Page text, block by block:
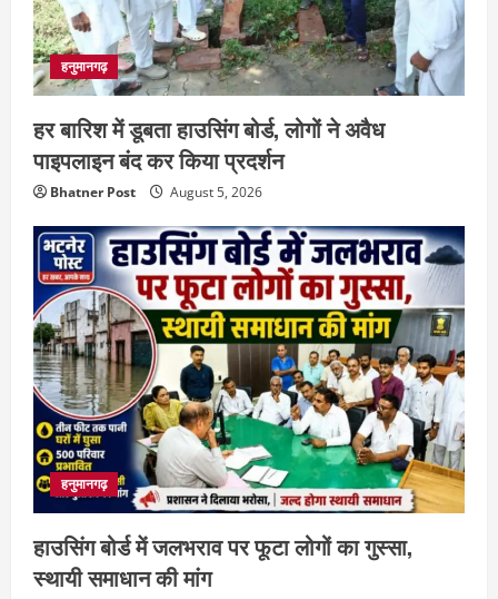
हनुमानगढ़
हर बारिश में डूबता हाउसिंग बोर्ड, लोगों ने अवैध
पाइपलाइन बंद कर किया प्रदर्शन
Bhatner Post August 5, 2026
हनुमानगढ़
हाउसिंग बोर्ड में जलभराव पर फूटा लोगों का गुस्सा,
स्थायी समाधान की मांग